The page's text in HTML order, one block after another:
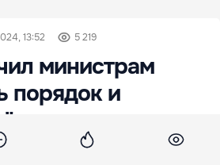
13:52 5 219
министрам
порядок и
в
структурах